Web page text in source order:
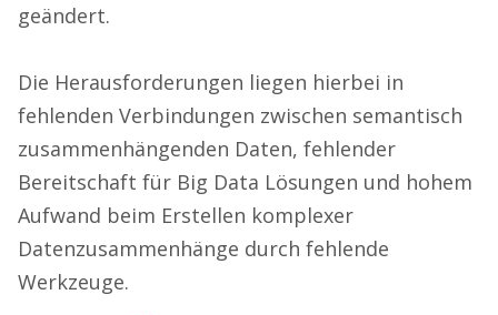
geändert.
Die Herausforderungen liegen hierbei in
fehlenden Verbindungen zwischen semantisch
zusammenhängenden Daten, fehlender
Bereitschaft für Big Data Lösungen und hohem
Aufwand beim Erstellen komplexer
Datenzusammenhänge durch fehlende
Werkzeuge.